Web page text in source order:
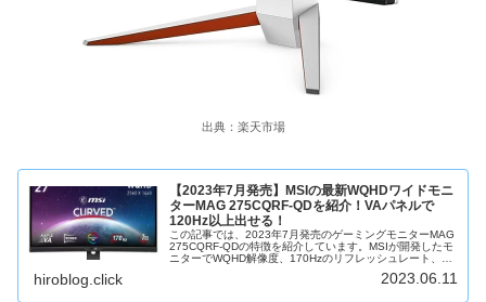
出典：楽天市場
【2023年7月発売】MSIの最新WQHDワイドモニ
ターMAG 275CQRF-QDを紹介！VAパネルで
120Hz以上出せる！
この記事では、2023年7月発売のゲーミングモニターMAG
275CQRF-QDの特徴を紹介しています。MSIが開発したモ
ニターでWQHD解像度、170Hzのリフレッシュレート、
hiroblog.click 2023.06.11